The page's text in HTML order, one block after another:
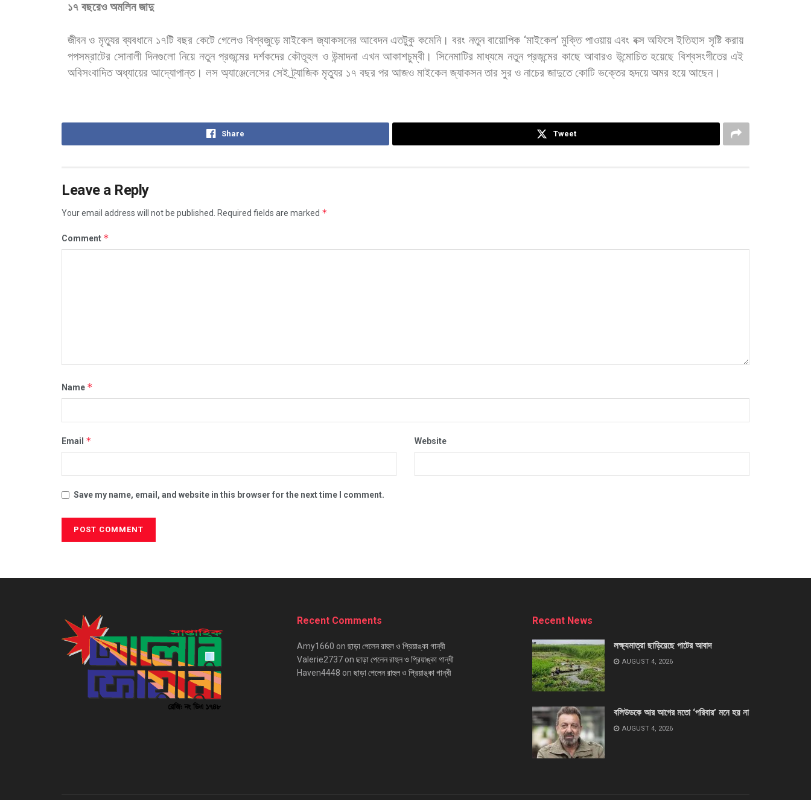
১৭ বছরেও অমলিন জাদু
জীবন ও মৃত্যুর ব্যবধানে ১৭টি বছর কেটে গেলেও বিশ্বজুড়ে মাইকেল জ্যাকসনের আবেদন এতটুকু কমেনি। বরং নতুন বায়োপিক ‘মাইকেল’মুক্তি পাওয়ায় এবং বক্স অফিসে ইতিহাস সৃষ্টি করায়
পপসম্রাটের সোনালী দিনগুলো নিয়ে নতুন প্রজন্মের দর্শকদের কৌতূহল ও উন্মাদনা এখন আকাশচুম্বী। সিনেমাটির মাধ্যমে নতুন প্রজন্মের কাছে আবারও উন্মোচিত হয়েছে বিশ্বসংগীতের এই
অবিসংবাদিত অধ্যায়ের আদ্যোপান্ত। লস অ্যাঞ্জেলেসের সেই ট্র্যাজিক মৃত্যুর ১৭ বছর পর আজও মাইকেল জ্যাকসন তার সুর ও নাচের জাদুতে কোটি ভক্তের হৃদয়ে অমর হয়ে আছেন।
Share Tweet
Leave a Reply
Your email address will not be published. Required fields are marked *
Comment *
Name *
Email * Website
Save my name, email, and website in this browser for the next time I comment.
Recent Comments
Amy1660 on ছাড়া পেলেন রাহুল ও প্রিয়াঙ্কা গান্ধী
Valerie2737 on ছাড়া পেলেন রাহুল ও প্রিয়াঙ্কা গান্ধী
Haven4448 on ছাড়া পেলেন রাহুল ও প্রিয়াঙ্কা গান্ধী
Recent News
লক্ষ্যমাত্রা ছাড়িয়েছে পাটের আবাদ
AUGUST 4, 2026
বলিউডকে আর আগের মতো ‘পরিবার’ মনে হয় না
AUGUST 4, 2026